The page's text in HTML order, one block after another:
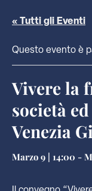
« Tutti gli Eventi
Questo evento è
Vivere la
società
Venezia
Marzo 9 | 14:00 -